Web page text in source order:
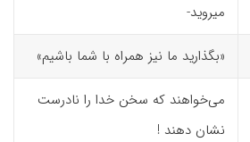
می­روید-
«بگذارید ما نیز همراه با شما باشیم»
می‌خواهند که سخن خدا را نادرست
نشان دهند !